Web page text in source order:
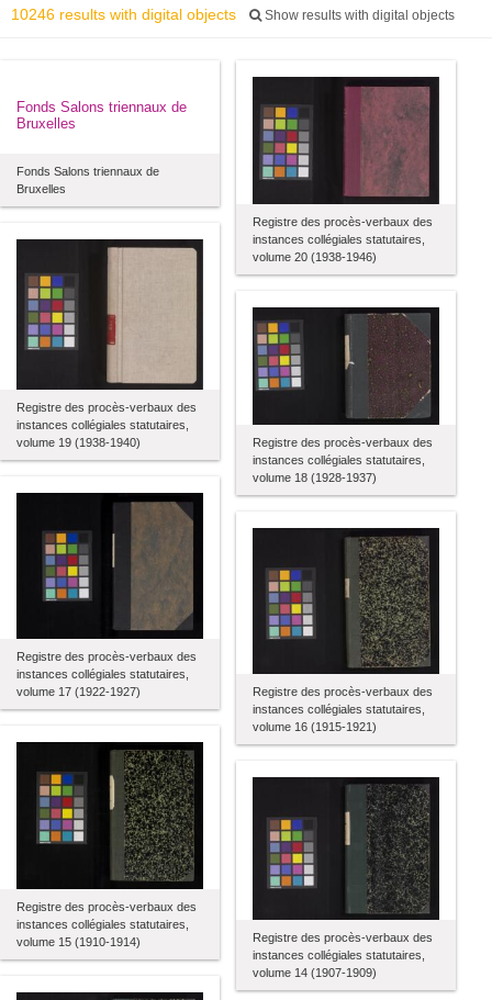
10246 results with digital objects Show results with digital objects
Fonds Salons triennaux de
Bruxelles
Fonds Salons triennaux de
Bruxelles
Registre des procès-verbaux des
instances collégiales statutaires,
volume 20 (1938-1946)
Registre des procès-verbaux des
instances collégiales statutaires,
volume 19 (1938-1940)
Registre des procès-verbaux des
instances collégiales statutaires,
volume 18 (1928-1937)
Registre des procès-verbaux des
instances collégiales statutaires,
volume 17 (1922-1927)
Registre des procès-verbaux des
instances collégiales statutaires,
volume 16 (1915-1921)
Registre des procès-verbaux des
instances collégiales statutaires,
volume 15 (1910-1914)
Registre des procès-verbaux des
instances collégiales statutaires,
volume 14 (1907-1909)